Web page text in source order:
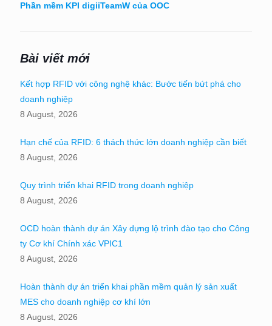
Phần mềm KPI digiiTeamW của OOC
Bài viết mới
Kết hợp RFID với công nghệ khác: Bước tiến bứt phá cho
doanh nghiệp
8 August, 2026
Hạn chế của RFID: 6 thách thức lớn doanh nghiệp cần biết
8 August, 2026
Quy trình triển khai RFID trong doanh nghiệp
8 August, 2026
OCD hoàn thành dự án Xây dựng lộ trình đào tạo cho Công
ty Cơ khí Chính xác VPIC1
8 August, 2026
Hoàn thành dự án triển khai phần mềm quản lý sản xuất
MES cho doanh nghiệp cơ khí lớn
8 August, 2026